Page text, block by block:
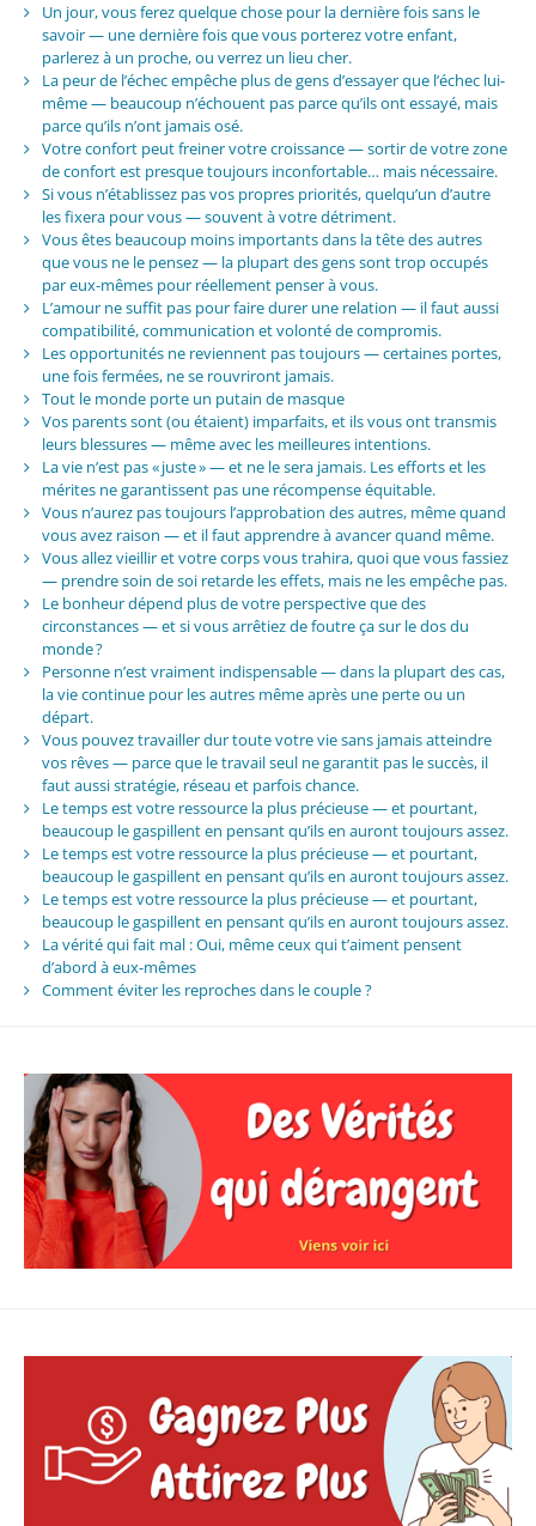
Un jour, vous ferez quelque chose pour la dernière fois sans le
savoir — une dernière fois que vous porterez votre enfant,
parlerez à un proche, ou verrez un lieu cher.
La peur de l’échec empêche plus de gens d’essayer que l’échec lui-
même — beaucoup n’échouent pas parce qu’ils ont essayé, mais
parce qu’ils n’ont jamais osé.
Votre confort peut freiner votre croissance — sortir de votre zone
de confort est presque toujours inconfortable… mais nécessaire.
Si vous n’établissez pas vos propres priorités, quelqu’un d’autre
les fixera pour vous — souvent à votre détriment.
Vous êtes beaucoup moins importants dans la tête des autres
que vous ne le pensez — la plupart des gens sont trop occupés
par eux-mêmes pour réellement penser à vous.
L’amour ne suffit pas pour faire durer une relation — il faut aussi
compatibilité, communication et volonté de compromis.
Les opportunités ne reviennent pas toujours — certaines portes,
une fois fermées, ne se rouvriront jamais.
Tout le monde porte un putain de masque
Vos parents sont (ou étaient) imparfaits, et ils vous ont transmis
leurs blessures — même avec les meilleures intentions.
La vie n’est pas « juste » — et ne le sera jamais. Les efforts et les
mérites ne garantissent pas une récompense équitable.
Vous n’aurez pas toujours l’approbation des autres, même quand
vous avez raison — et il faut apprendre à avancer quand même.
Vous allez vieillir et votre corps vous trahira, quoi que vous fassiez
— prendre soin de soi retarde les effets, mais ne les empêche pas.
Le bonheur dépend plus de votre perspective que des
circonstances — et si vous arrêtiez de foutre ça sur le dos du
monde ?
Personne n’est vraiment indispensable — dans la plupart des cas,
la vie continue pour les autres même après une perte ou un
départ.
Vous pouvez travailler dur toute votre vie sans jamais atteindre
vos rêves — parce que le travail seul ne garantit pas le succès, il
faut aussi stratégie, réseau et parfois chance.
Le temps est votre ressource la plus précieuse — et pourtant,
beaucoup le gaspillent en pensant qu’ils en auront toujours assez.
Le temps est votre ressource la plus précieuse — et pourtant,
beaucoup le gaspillent en pensant qu’ils en auront toujours assez.
Le temps est votre ressource la plus précieuse — et pourtant,
beaucoup le gaspillent en pensant qu’ils en auront toujours assez.
La vérité qui fait mal : Oui, même ceux qui t’aiment pensent
d’abord à eux-mêmes
Comment éviter les reproches dans le couple ?